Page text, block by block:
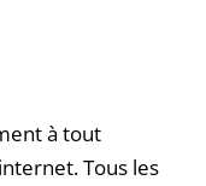
à tout
Tous les